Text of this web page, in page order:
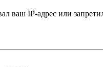
ваш IP-адрес или